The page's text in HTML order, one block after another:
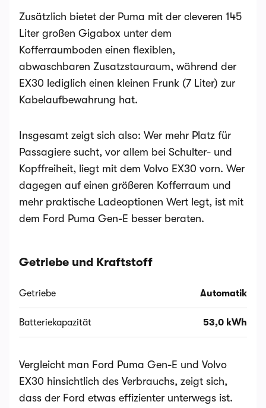
Zusätzlich bietet der Puma mit der cleveren 145
Liter großen Gigabox unter dem
Kofferraumboden einen flexiblen,
abwaschbaren Zusatzstauraum, während der
EX30 lediglich einen kleinen Frunk (7 Liter) zur
Kabelaufbewahrung hat.
Insgesamt zeigt sich also: Wer mehr Platz für
Passagiere sucht, vor allem bei Schulter- und
Kopffreiheit, liegt mit dem Volvo EX30 vorn. Wer
dagegen auf einen größeren Kofferraum und
mehr praktische Ladeoptionen Wert legt, ist mit
dem Ford Puma Gen-E besser beraten.
Getriebe und Kraftstoff
Getriebe Automatik
Batteriekapazität 53,0 kWh
Vergleicht man Ford Puma Gen-E und Volvo
EX30 hinsichtlich des Verbrauchs, zeigt sich,
dass der Ford etwas effizienter unterwegs ist.